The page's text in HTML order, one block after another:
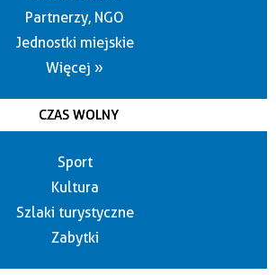
Partnerzy, NGO
Jednostki miejskie
Więcej »
CZAS WOLNY
Sport
Kultura
Szlaki turystyczne
Zabytki